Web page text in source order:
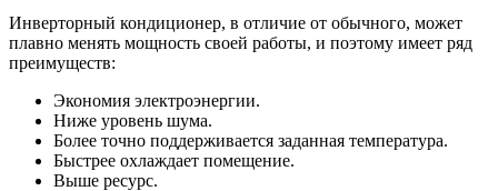
Инверторный кондиционер, в отличие от обычного, может
плавно менять мощность своей работы, и поэтому имеет ряд
преимуществ:
Экономия электроэнергии.
Ниже уровень шума.
Более точно поддерживается заданная температура.
Быстрее охлаждает помещение.
Выше ресурс.